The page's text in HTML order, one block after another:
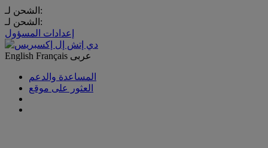
الشحن لـ:
الشحن لـ:
إعدادات المسؤول
English Français عربى
المساعدة والدعم
العثور على موقع